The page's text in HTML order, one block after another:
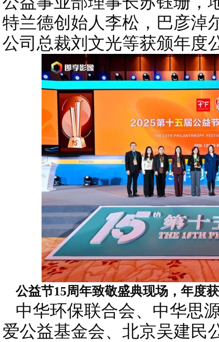
特兰德创始人李松，巴彦淖
公司总裁刘文光等获颁年度
公益节15周年致敬盛典现场，年度
中华环保联合会、中华思
爱公益基金会、北京吴建民